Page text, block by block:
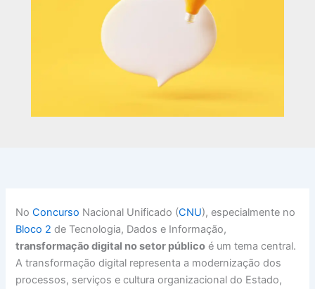
NoConcurso Nacional Unificado (CNU), especialmente no
Bloco 2 de Tecnologia, Dados e Informação,
transformação digital no setor público é um tema central.
A transformação digital representa a modernização dos
processos, serviços e cultura organizacional do Estado,